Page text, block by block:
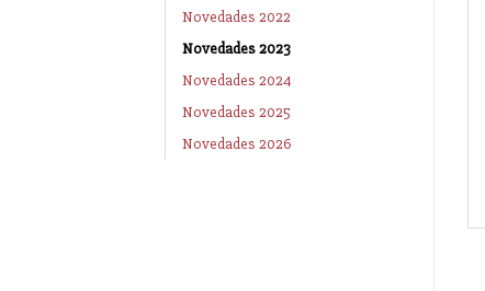
Novedades 2022
Novedades 2023
Novedades 2024
Novedades 2025
Novedades 2026